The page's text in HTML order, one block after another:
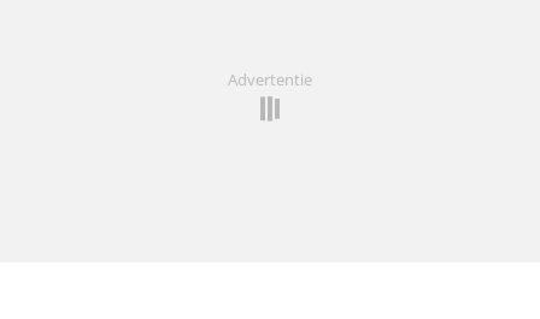
Advertentie